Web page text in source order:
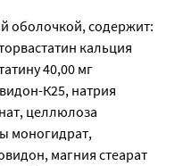
оболочкой, содержит:
кальция
40,00 мг
К25, натрия
целлюлоза
моногидрат,
магния стеарат